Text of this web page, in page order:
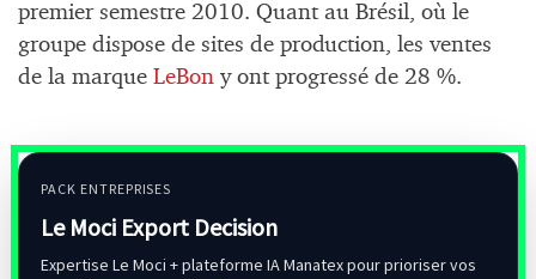
premier semestre 2010. Quant au Brésil, où le
groupe dispose de sites de production, les ventes
de la marque LeBon y ont progressé de 28 %.
PACK ENTREPRISES
Le Moci Export Decision
Expertise Le Moci + plateforme IA Manatex pour prioriser vos